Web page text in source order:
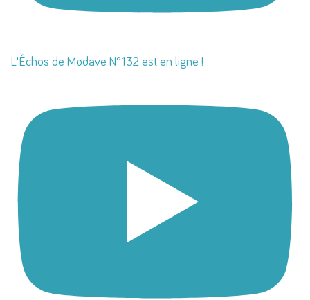
L'Échos de Modave N°132 est en ligne !